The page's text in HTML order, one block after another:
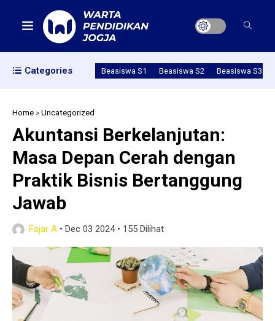
Categories Beasiswa S1 Beasiswa S2 Beasiswa S3
Home »Uncategorized
Akuntansi Berkelanjutan:
Masa Depan Cerah dengan
Praktik Bisnis Bertanggung
Jawab
Fajar A • Dec 03 2024• 155 Dilihat